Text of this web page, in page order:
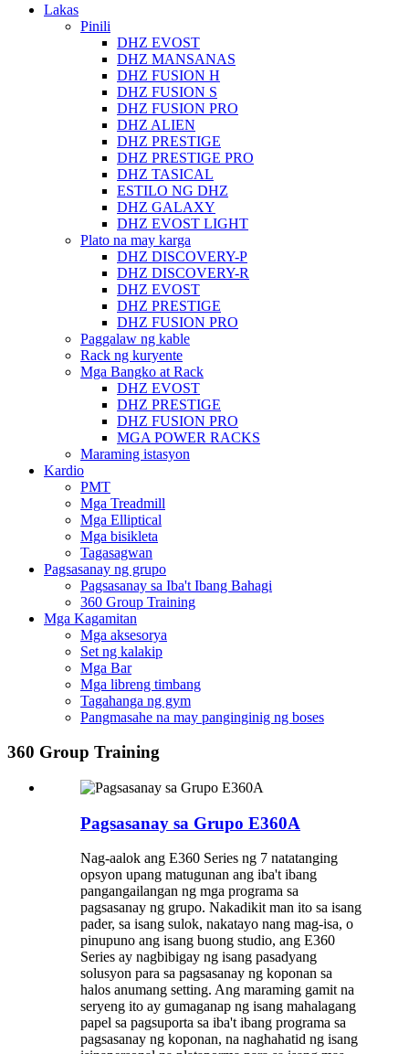
Lakas
Pinili
DHZ EVOST
DHZ MANSANAS
DHZ FUSION H
DHZ FUSION S
DHZ FUSION PRO
DHZ ALIEN
DHZ PRESTIGE
DHZ PRESTIGE PRO
DHZ TASICAL
ESTILO NG DHZ
DHZ GALAXY
DHZ EVOST LIGHT
Plato na may karga
DHZ DISCOVERY-P
DHZ DISCOVERY-R
DHZ EVOST
DHZ PRESTIGE
DHZ FUSION PRO
Paggalaw ng kable
Rack ng kuryente
Mga Bangko at Rack
DHZ EVOST
DHZ PRESTIGE
DHZ FUSION PRO
MGA POWER RACKS
Maraming istasyon
Kardio
PMT
Mga Treadmill
Mga Elliptical
Mga bisikleta
Tagasagwan
Pagsasanay ng grupo
Pagsasanay sa Iba't Ibang Bahagi
360 Group Training
Mga Kagamitan
Mga aksesorya
Set ng kalakip
Mga Bar
Mga libreng timbang
Tagahanga ng gym
Pangmasahe na may panginginig ng boses
360 Group Training
Pagsasanay sa Grupo E360A
Nag-aalok ang E360 Series ng 7 natatanging
opsyon upang matugunan ang iba't ibang
pangangailangan ng mga programa sa
pagsasanay ng grupo. Nakadikit man ito sa isang
pader, sa isang sulok, nakatayo nang mag-isa, o
pinupuno ang isang buong studio, ang E360
Series ay nagbibigay ng isang pasadyang
solusyon para sa pagsasanay ng koponan sa
halos anumang setting. Ang maraming gamit na
seryeng ito ay gumaganap ng isang mahalagang
papel sa pagsuporta sa iba't ibang programa sa
pagsasanay ng koponan, na naghahatid ng isang